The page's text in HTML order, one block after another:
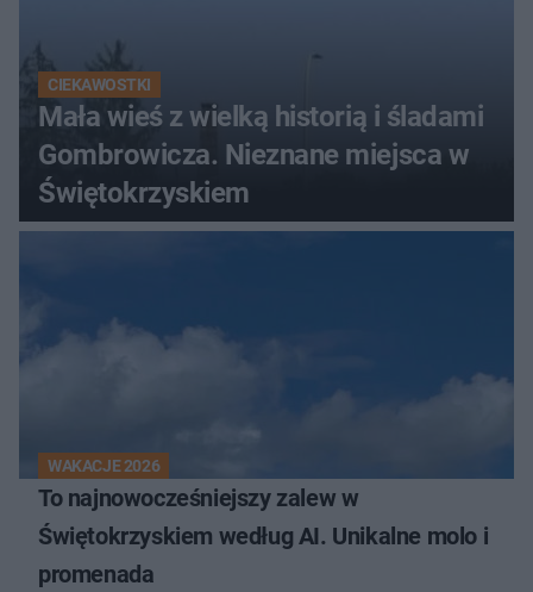
CIEKAWOSTKI
Mała wieś z wielką historią i śladami
Gombrowicza. Nieznane miejsca w
Świętokrzyskiem
WAKACJE 2026
To najnowocześniejszy zalew w
Świętokrzyskiem według AI. Unikalne molo i
promenada